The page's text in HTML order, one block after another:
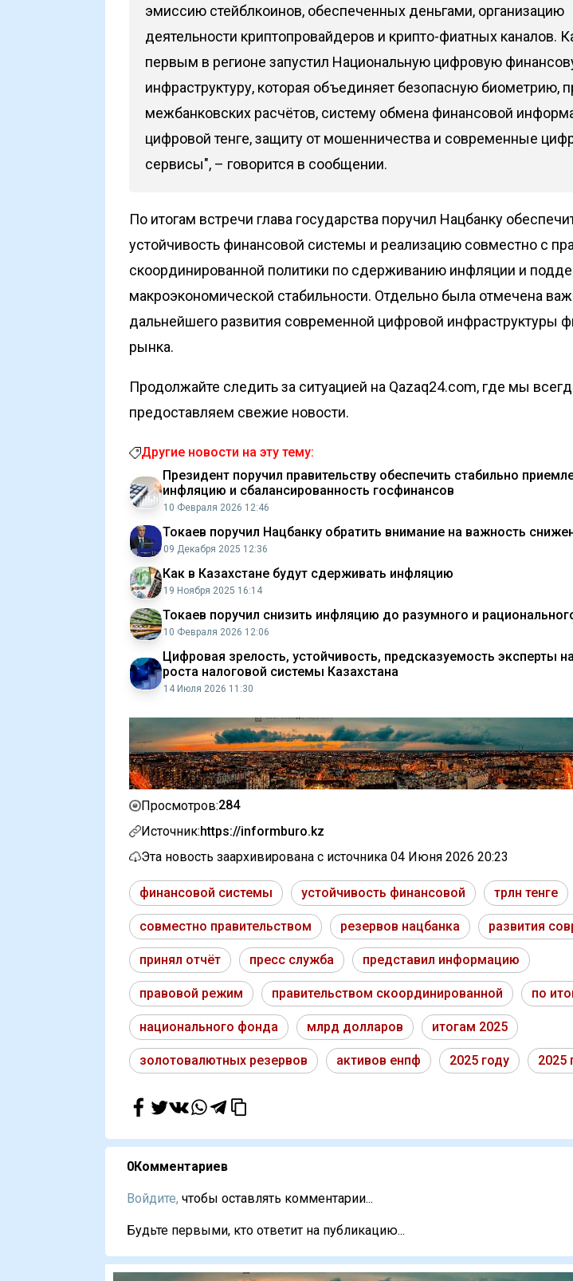
эмиссию стейблкоинов, обеспеченных деньгами, организацию
деятельности криптопровайдеров и крипто-фиатных каналов.
первым в регионе запустил Национальную цифровую
инфраструктуру, которая объединяет безопасную биометрию,
межбанковских расчётов, систему обмена финансовой
цифровой тенге, защиту от мошенничества и современные
сервисы", – говорится в сообщении.
По итогам встречи глава государства поручил Нацбанку
устойчивость финансовой системы и реализацию совместно с
скоординированной политики по сдерживанию инфляции и
макроэкономической стабильности. Отдельно была отмечена
дальнейшего развития современной цифровой инфраструктуры
рынка.
Продолжайте следить за ситуацией на Qazaq24.com, где мы
предоставляем свежие новости.
Другие новости на эту тему:
Президент поручил правительству обеспечить стабильно
инфляцию и сбалансированность госфинансов
10 Февраля 2026 12:46
Токаев поручил Нацбанку обратить внимание на важность
09 Декабря 2025 12:36
Как в Казахстане будут сдерживать инфляцию
19 Ноября 2025 16:14
Токаев поручил снизить инфляцию до разумного и
10 Февраля 2026 12:06
Цифровая зрелость, устойчивость, предсказуемость эксперты
роста налоговой системы Казахстана
14 Июля 2026 11:30
Просмотров:284
Источник:https://informburo.kz
Эта новость заархивирована с источника 04 Июня 2026 20:23
финансовой системы устойчивость финансовой трлн тенге
совместно правительством резервов нацбанка развития
принял отчёт пресс служба представил информацию
правовой режим правительством скоординированной по
национального фонда млрд долларов итогам 2025
золотовалютных резервов активов енпф 2025 году 2025
0Комментариев
Войдите, чтобы оставлять комментарии...
Будьте первыми, кто ответит на публикацию...